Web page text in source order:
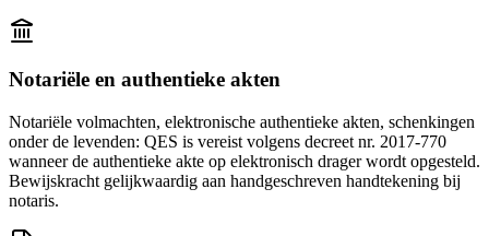
Notariële en authentieke akten
Notariële volmachten, elektronische authentieke akten, schenkingen
onder de levenden: QES is vereist volgens decreet nr. 2017-770
wanneer de authentieke akte op elektronisch drager wordt opgesteld.
Bewijskracht gelijkwaardig aan handgeschreven handtekening bij
notaris.